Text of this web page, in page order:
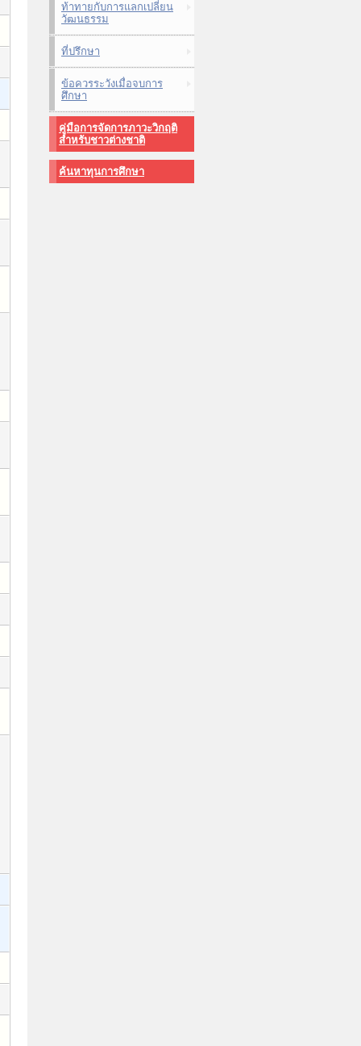
ท้าทายกับการแลกเปลี่ยน
วัฒนธรรม
ที่ปรึกษา
ข้อควรระวังเมื่อจบการ
ศึกษา
คู่มือการจัดการภาวะวิกฤติ
สำหรับชาวต่างชาติ
ค้นหาทุนการศึกษา